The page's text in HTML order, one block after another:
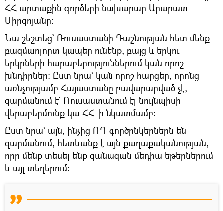
ՀՀ արտաքին գործերի նախարար Արարատ
Միրզոյանը։
Նա շեշտեց` Ռուսաստանի Դաշնության հետ մենք
բազմաոլորտ կապեր ունենք, բայց և երկու
երկրների հարաբերություններում կան որոշ
խնդիրներ։ Ըստ նրա` կան որոշ հարցեր, որոնց
առնչությամբ Հայաստանը բավարարված չէ,
զարմանում է` Ռուսաստանում էլ նույնպիսի
վերաբերմունք կա ՀՀ–ի նկատմամբ։
Ըստ նրա` այն, ինչից ՌԴ գործընկերներն են
զարմանում, հետևանք է այն քաղաքականության,
որը մենք տեսել ենք զանազան մեդիա եթերներում
և այլ տեղերում։